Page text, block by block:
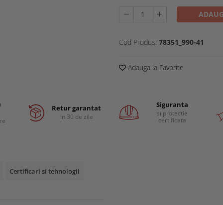
Cod Produs: 78351_990-41
Adauga la Favorite
Retur garantat
in 30 de zile
Siguranta
si protectie
certificata
Certificari si tehnologii